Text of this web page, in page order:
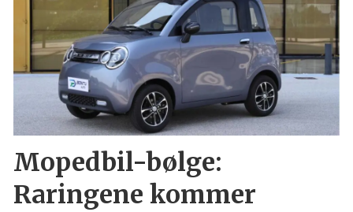
Mopedbil-bølge:
Raringene kommer